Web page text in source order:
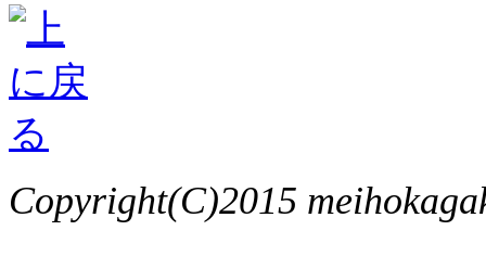
Copyright(C)2015